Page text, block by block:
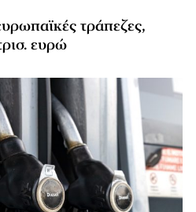
τράπεζες,
ευρώ